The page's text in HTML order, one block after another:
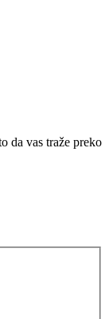
da vas traže preko